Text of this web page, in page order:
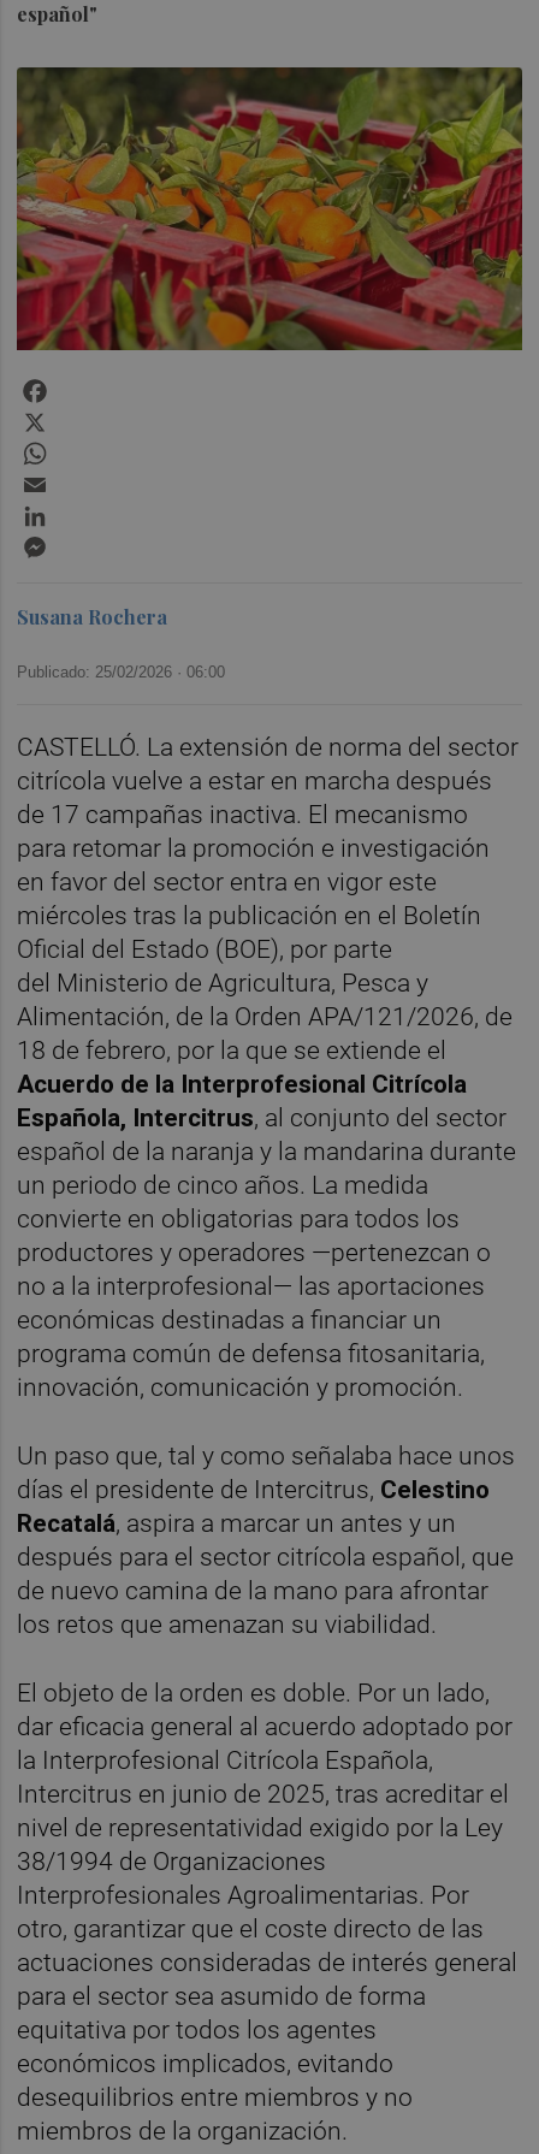
español"
Susana Rochera
Publicado: 25/02/2026 ·06:00
CASTELLÓ. La extensión de norma del sector
citrícola vuelve a estar en marcha después
de 17 campañas inactiva. El mecanismo
para retomar la promoción e investigación
en favor del sector entra en vigor este
miércoles tras la publicación en el Boletín
Oficial del Estado (BOE), por parte
del Ministerio de Agricultura, Pesca y
Alimentación, de la Orden APA/121/2026, de
18 de febrero, por la que se extiende el
Acuerdo de la Interprofesional Citrícola
Española, Intercitrus, al conjunto del sector
español de la naranja y la mandarina durante
un periodo de cinco años. La medida
convierte en obligatorias para todos los
productores y operadores —pertenezcan o
no a la interprofesional— las aportaciones
económicas destinadas a financiar un
programa común de defensa fitosanitaria,
innovación, comunicación y promoción.
Un paso que, tal y como señalaba hace unos
días el presidente de Intercitrus, Celestino
Recatalá, aspira a marcar un antes y un
después para el sector citrícola español, que
de nuevo camina de la mano para afrontar
los retos que amenazan su viabilidad.
El objeto de la orden es doble. Por un lado,
dar eficacia general al acuerdo adoptado por
la Interprofesional Citrícola Española,
Intercitrus en junio de 2025, tras acreditar el
nivel de representatividad exigido por la Ley
38/1994 de Organizaciones
Interprofesionales Agroalimentarias. Por
otro, garantizar que el coste directo de las
actuaciones consideradas de interés general
para el sector sea asumido de forma
equitativa por todos los agentes
económicos implicados, evitando
desequilibrios entre miembros y no
miembros de la organización.